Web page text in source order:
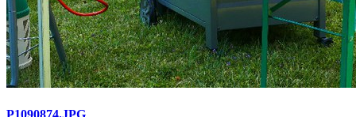
P1090874.JPG